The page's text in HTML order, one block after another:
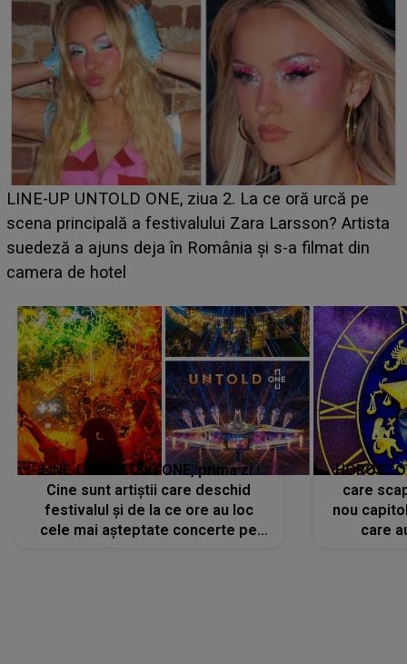
Ce a dezvăluit noua concurentă din "Casa Iubirii" l-a
luat prin surprindere pe Emanuel. CINE ESTE
BĂIATUL VIZAT de Alexandra?! Aflându-se în fața
faptului împlinit, A RECUNOSCUT IMEDIAT: "Am
LINE-UP UNTOLD ONE, prima zi.
Cine sunt artiștii care deschid
festivalul și de la ce ore au loc
cele mai așteptate concerte pe
care
nou
care